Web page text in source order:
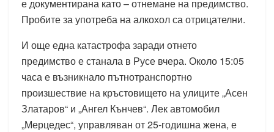
е документирана като – отнемане на предимство.
Пробите за употреба на алкохол са отрицателни.
И още една катастрофа заради отнето
предимство е станала в Русе вчера. Около 15:05
часа е възникнало пътнотранспортно
произшествие на кръстовището на улиците „Асен
Златаров“ и „Ангел Кънчев“. Лек автомобил
„Мерцедес“, управляван от 25-годишна жена, е